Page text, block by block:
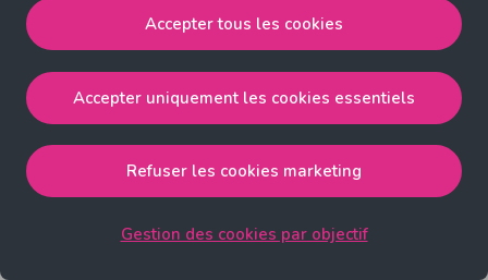
Notre politique de cookies
Accepter tous les cookies
strictement nécessaires, performance, fonctionnalité et
publicité ciblée.
Accepter uniquement les cookies essentielsaccepte
les cookies strictement nécessaires.
Accepter tous les cookies
Accepter uniquement les cookies essentiels
Refuser les cookies marketing
Gestion des cookies par objectif